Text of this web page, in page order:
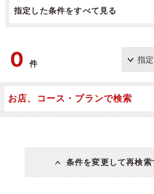
指定した条件をすべて見る
0件
お店、コース・プランで検索
条件を変更して再検索